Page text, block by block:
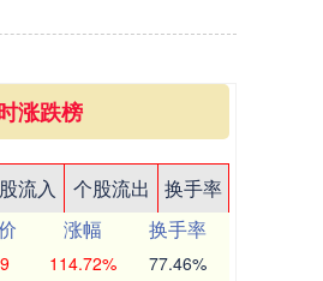
涨跌榜
流入 个股流出
换手率
涨幅
换手率
114.72% 77.46%